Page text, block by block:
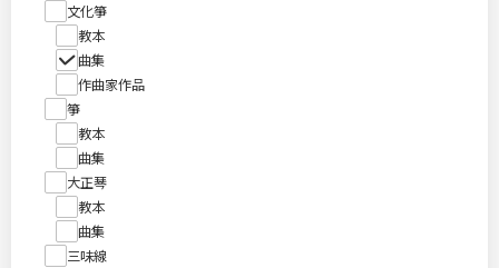
文化箏
教本
曲集
作曲家作品
箏
教本
曲集
大正琴
教本
曲集
三味線